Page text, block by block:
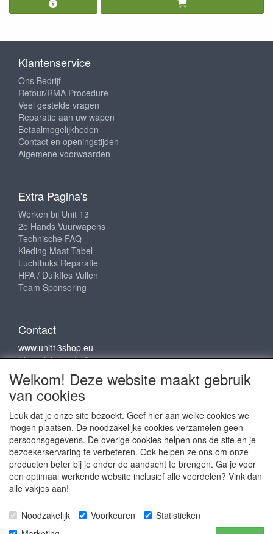
Klantenservice
Ons Bedrijf
Retour/RMA Procedure
Veel gestelde vragen
Reparatie aan uw wapen
Betaalmogelijkheden
Contact en openingstijden
Algemene voorwaarden
Extra Pagina's
Werken bij Unit 13
2e Hands Vuurwapens
Technische FAQ
Kleding Maat Tabel
Luchtbuks Reparatie
HPA / Duikfles Vullen
Team Sponsoring
Contact
www.unit13shop.eu
Thermiekstraat 12
6361 HB Nuth
info@unit13shop.eu
Sociale media
RESERVED to © Unit 13 Outdoor Adventures
Copyright © Copy claim on the name and logo Unit 13
Welkom! Deze website maakt gebruik
van cookies
Leuk dat je onze site bezoekt. Geef hier aan welke cookies we
mogen plaatsen. De noodzakelijke cookies verzamelen geen
persoonsgegevens. De overige cookies helpen ons de site en je
bezoekerservaring te verbeteren. Ook helpen ze ons om onze
producten beter bij je onder de aandacht te brengen. Ga je voor
een optimaal werkende website inclusief alle voordelen? Vink dan
alle vakjes aan!
Noodzakelijk Voorkeuren
Statistieken